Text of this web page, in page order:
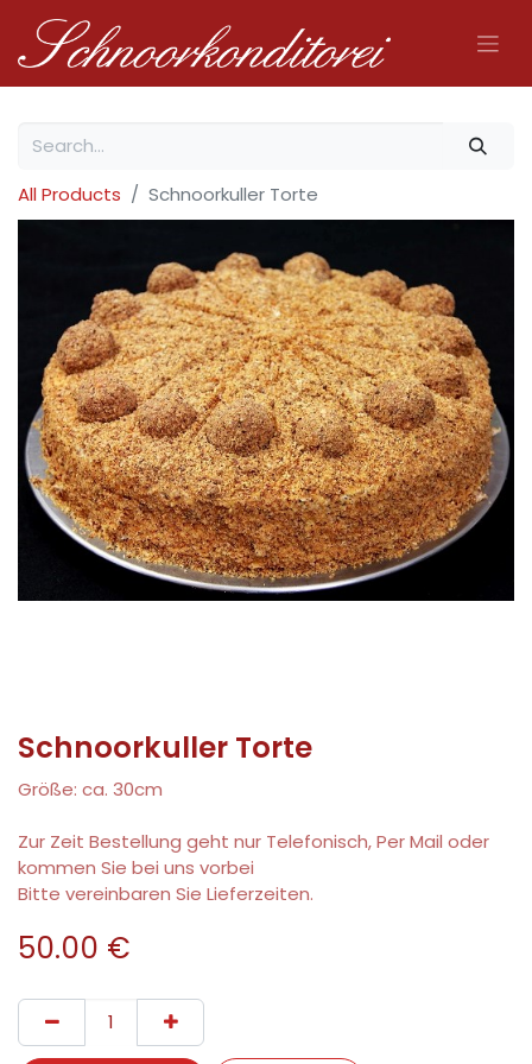
All Products Schnoorkuller Torte
Schnoorkuller Torte
Größe: ca. 30cm
Zur Zeit Bestellung geht nur Telefonisch, Per Mail oder
kommen Sie bei uns vorbei
Bitte vereinbaren Sie Lieferzeiten.
50.00 €